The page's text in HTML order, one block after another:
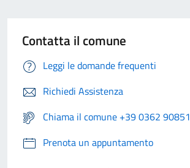
Contatta il comune
Leggi le domande frequenti
Richiedi Assistenza
Chiama il comune +39 0362 90851
Prenota un appuntamento